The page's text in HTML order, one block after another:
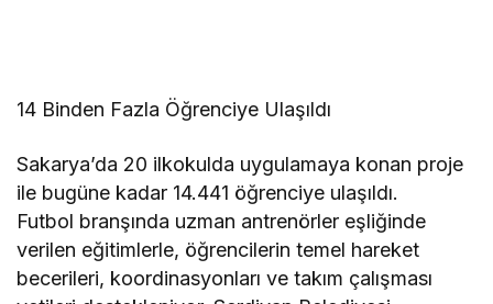
14 Binden Fazla Öğrenciye Ulaşıldı
Sakarya’da 20 ilkokulda uygulamaya konan proje
ile bugüne kadar 14.441 öğrenciye ulaşıldı.
Futbol branşında uzman antrenörler eşliğinde
verilen eğitimlerle, öğrencilerin temel hareket
becerileri, koordinasyonları ve takım çalışması